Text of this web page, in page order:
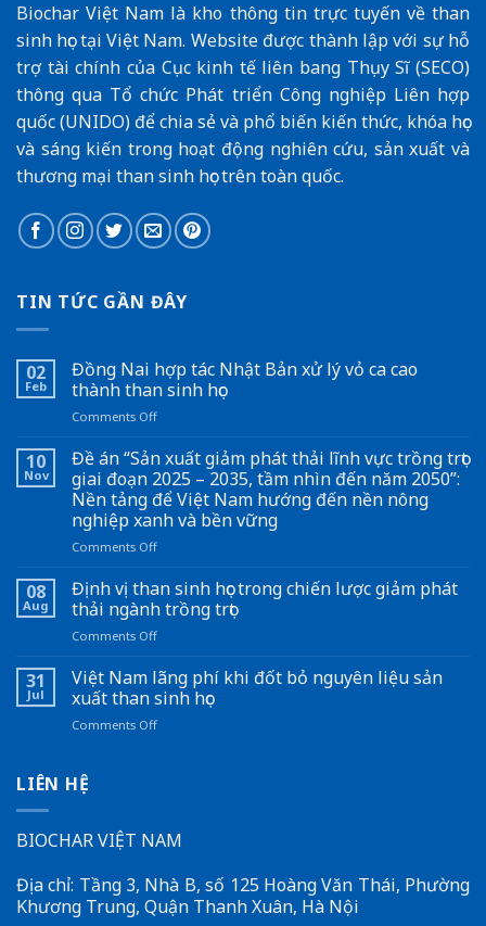
Biochar Việt Nam là kho thông tin trực tuyến về than
sinh học tại Việt Nam. Website được thành lập với sự hỗ
trợ tài chính của Cục kinh tế liên bang Thụy Sĩ (SECO)
thông qua Tổ chức Phát triển Công nghiệp Liên hợp
quốc (UNIDO)để chia sẻ và phổ biến kiến thức, khóa học
và sáng kiến trong hoạt động nghiên cứu, sản xuất và
thương mại than sinh học trên toàn quốc.
TIN TỨC GẦN ĐÂY
02
Feb
Đồng Nai hợp tác Nhật Bản xử lý vỏ ca cao
thành than sinh học
Comments Offon
Nai
hợp
tác
Nhật
Bản
xử
ca
cao
thành
sinh
học
10
Nov
Đề án “Sản xuất giảm phát thải lĩnh vực trồng trọt
giai đoạn 2025 – 2035, tầm nhìn đến năm 2050”:
Nền tảng để Việt Nam hướng đến nền nông
nghiệp xanh và bền vững
Comments Offon
án
“Sản
xuất
giảm
thải
lĩnh
2035,
nhìn
đến
năm
08
Aug
Định vị than sinh học trong chiến lược giảm phát
thải ngành trồng trọt
Comments Offon
vị
than
sinh
học
thải
trọt
31
Jul
Việt Nam lãng phí khi đốt bỏ nguyên liệu sản
xuất than sinh học
Comments Offon
đốt
liệu
sản
LIÊN HỆ
BIOCHAR VIỆT NAM
Địa chỉ: Tầng 3, Nhà B, số 125 Hoàng Văn Thái, Phường
Khương Trung, Quận Thanh Xuân, Hà Nội